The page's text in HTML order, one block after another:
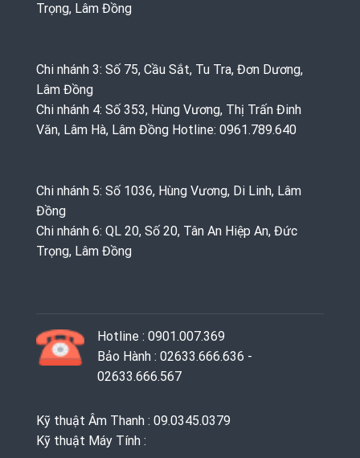
Trọng, Lâm Đồng
Chi nhánh 3: Số 75, Cầu Sắt, Tu Tra, Đơn Dương,
Lâm Đồng
Chi nhánh 4: Số 353, Hùng Vương, Thị Trấn Đinh
Văn, Lâm Hà, Lâm Đồng Hotline: 0961.789.640
Chi nhánh 5: Số 1036, Hùng Vương, Di Linh, Lâm
Đồng
Chi nhánh 6: QL 20, Số 20, Tân An Hiệp An, Đức
Trọng, Lâm Đồng
Hotline : 0901.007.369
Bảo Hành : 02633.666.636 -
02633.666.567
Kỹ thuật Âm Thanh : 09.0345.0379
Kỹ thuật Máy Tính :